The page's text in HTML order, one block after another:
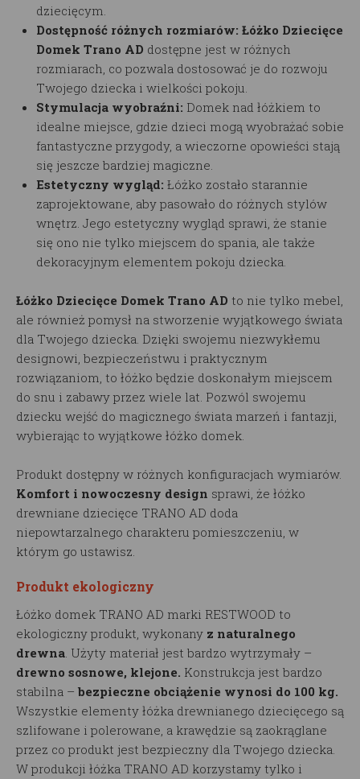
dziecięcym.
Dostępność różnych rozmiarów: Łóżko Dziecięce
Domek Trano AD dostępne jest w różnych
rozmiarach, co pozwala dostosować je do rozwoju
Twojego dziecka i wielkości pokoju.
Stymulacja wyobraźni: Domek nad łóżkiem to
idealne miejsce, gdzie dzieci mogą wyobrażać sobie
fantastyczne przygody, a wieczorne opowieści stają
się jeszcze bardziej magiczne.
Estetyczny wygląd: Łóżko zostało starannie
zaprojektowane, aby pasowało do różnych stylów
wnętrz. Jego estetyczny wygląd sprawi, że stanie
się ono nie tylko miejscem do spania, ale także
dekoracyjnym elementem pokoju dziecka.
Łóżko Dziecięce Domek Trano AD to nie tylko mebel,
ale również pomysł na stworzenie wyjątkowego świata
dla Twojego dziecka. Dzięki swojemu niezwykłemu
designowi, bezpieczeństwu i praktycznym
rozwiązaniom, to łóżko będzie doskonałym miejscem
do snu i zabawy przez wiele lat. Pozwól swojemu
dziecku wejść do magicznego świata marzeń i fantazji,
wybierając to wyjątkowe łóżko domek.
Produkt dostępny w różnych konfiguracjach wymiarów.
Komfort i nowoczesny design sprawi, że łóżko
drewniane dziecięce TRANO AD doda
niepowtarzalnego charakteru pomieszczeniu, w
którym go ustawisz.
Produkt ekologiczny
Łóżko domek TRANO AD marki RESTWOOD to
ekologiczny produkt, wykonany z naturalnego
drewna. Użyty materiał jest bardzo wytrzymały –
drewno sosnowe, klejone. Konstrukcja jest bardzo
stabilna – bezpieczne obciążenie wynosi do 100 kg.
Wszystkie elementy łóżka drewnianego dziecięcego są
szlifowane i polerowane, a krawędzie są zaokrąglane
przez co produkt jest bezpieczny dla Twojego dziecka.
W produkcji łóżka TRANO AD korzystamy tylko i